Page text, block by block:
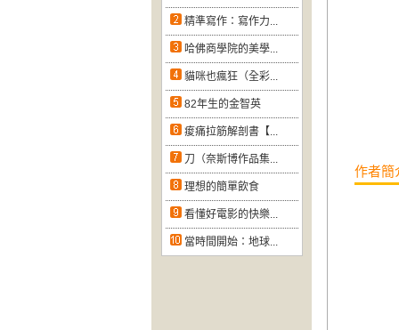
精準寫作：寫作力...
哈佛商學院的美學...
貓咪也瘋狂（全彩...
82年生的金智英
痠痛拉筋解剖書【...
刀（奈斯博作品集...
理想的簡單飲食
看懂好電影的快樂...
當時間開始：地球...
作者簡